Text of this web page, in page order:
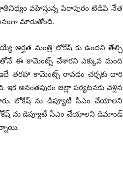
వహిస్తున్న పిఠాపురం టిడిపి నేత
మారుతోంది.
అర్హత మంత్రి లోకేష్ కు ఉందని తేల్చి
ఈ కామెంట్స్ చేశారని ఎక్కువ మంది
ఇదే తరహా కామెంట్స్ రావడం చర్చకు దారి
అనంతపురం జిల్లా పర్యటనకు వెళ్లిన
లోకేష్ ను డిప్యూటీ సీఎం చేయాలని
లోకేష్ ను డిప్యూటీ సీఎం చేయాలని డిమాండ్